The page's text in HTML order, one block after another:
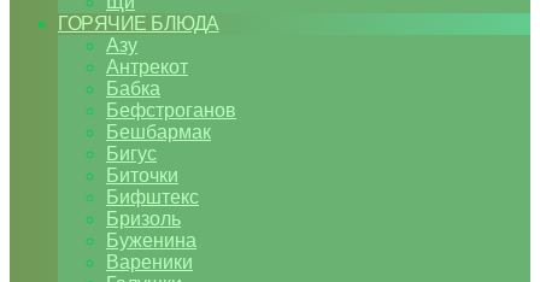
ГОРЯЧИЕ БЛЮДА
Азу
Антрекот
Бабка
Бефстроганов
Бешбармак
Бигус
Биточки
Бифштекс
Бризоль
Буженина
Вареники